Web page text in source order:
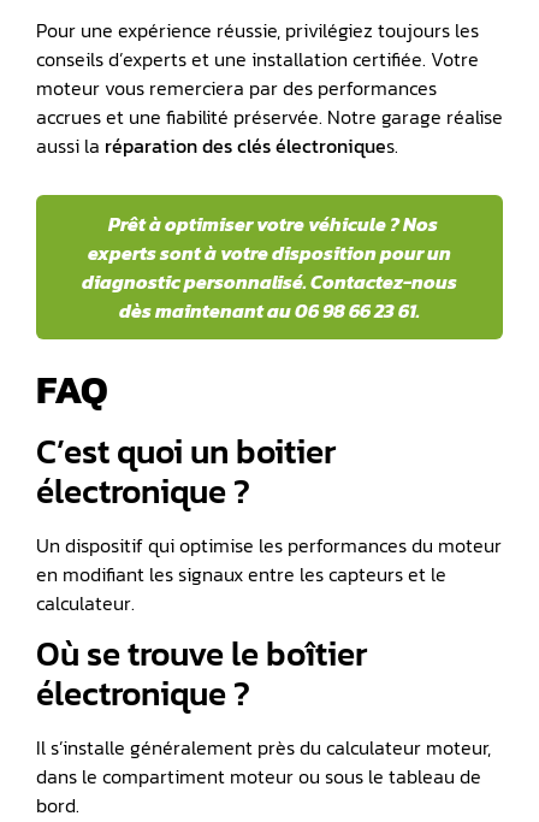
Pour une expérience réussie, privilégiez toujours les
conseils d’experts et une installation certifiée. Votre
moteur vous remerciera par des performances
accrues et une fiabilité préservée. Notre garage réalise
aussi la réparation des clés électroniques.
Prêt à optimiser votre véhicule ? Nos
experts sont à votre disposition pour un
diagnostic personnalisé. Contactez-nous
dès maintenant au 06 98 66 23 61.
FAQ
C’est quoi un boitier
électronique ?
Un dispositif qui optimise les performances du moteur
en modifiant les signaux entre les capteurs et le
calculateur.
Où se trouve le boîtier
électronique ?
Il s’installe généralement près du calculateur moteur,
dans le compartiment moteur ou sous le tableau de
bord.